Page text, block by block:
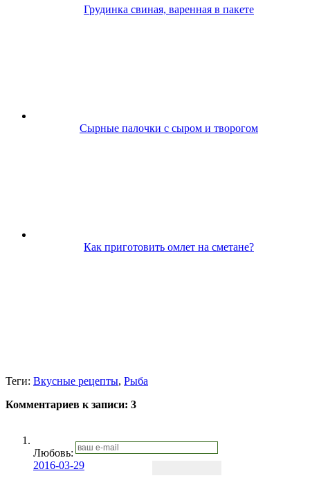
Грудинка свиная, варенная в пакете
Сырные палочки с сыром и творогом
Как приготовить омлет на сметане?
Теги: Вкусные рецепты, Рыба
Комментариев к записи: 3
Любовь:
2016-03-29